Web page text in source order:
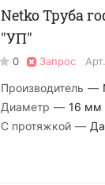
Netko Труба
"УП"
0 Запрос Арт.
Производитель —
Диаметр — 16 мм
С протяжкой — Да